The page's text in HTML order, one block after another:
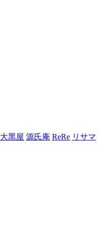
大黑屋 源氏庵 ReRe リサマ